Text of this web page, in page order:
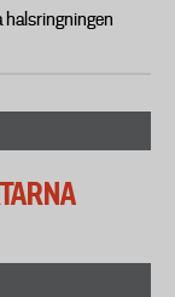
halsringningen